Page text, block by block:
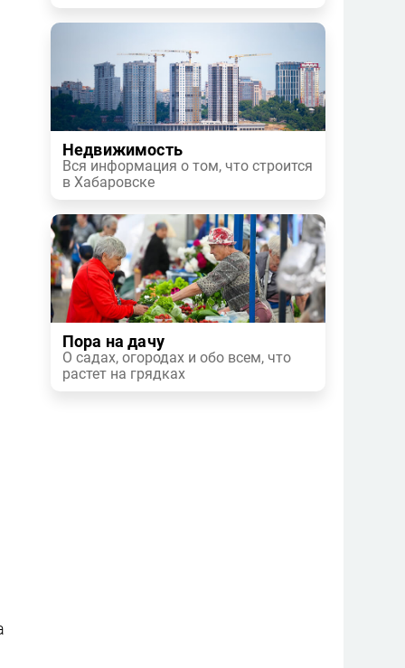
Недвижимость
Вся информация о том, что строится
в Хабаровске
Пора на дачу
О садах, огородах и обо всем, что
растет на грядках